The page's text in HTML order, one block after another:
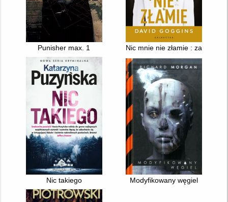
Punisher max. 1 Nic mnie nie złamie : zapanuj
Nic takiego Modyfikowany węgiel